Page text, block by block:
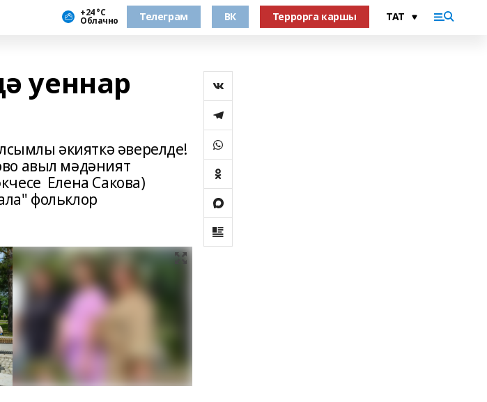
+24 °С
Облачно Телеграм ВК Террорга каршы
уеннар
әкияткә әверелде!
авыл мәдәният
Елена Сакова)
фольклор